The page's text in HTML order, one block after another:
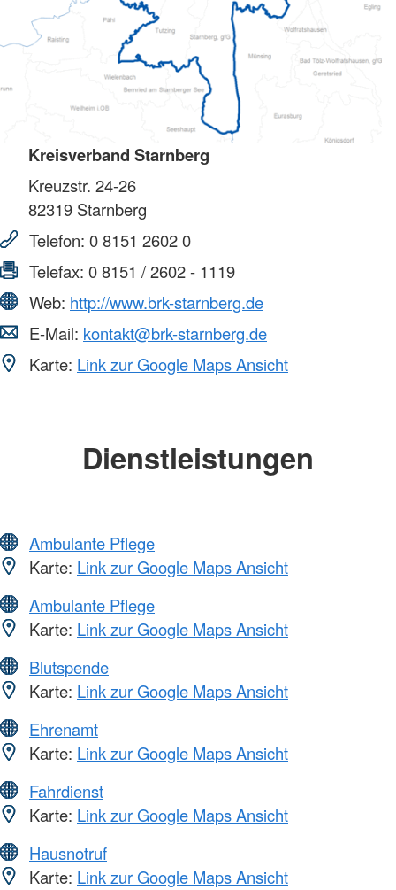
Kreisverband Starnberg
Kreuzstr. 24-26
82319 Starnberg
Telefon: 0 8151 2602 0
Telefax: 0 8151 / 2602 - 1119
Web: http://www.brk-starnberg.de
E-Mail: kontakt@brk-starnberg.de
Karte: Link zur Google Maps Ansicht
Dienstleistungen
Ambulante Pflege
Karte: Link zur Google Maps Ansicht
Ambulante Pflege
Karte: Link zur Google Maps Ansicht
Blutspende
Karte: Link zur Google Maps Ansicht
Ehrenamt
Karte: Link zur Google Maps Ansicht
Fahrdienst
Karte: Link zur Google Maps Ansicht
Hausnotruf
Karte: Link zur Google Maps Ansicht